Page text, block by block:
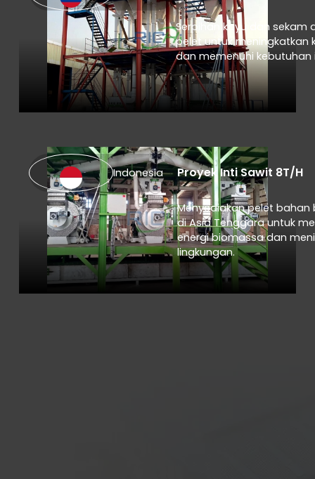
Serpihan kayu dan
pelet untuk meningkatkan
dan memenuhi kebutuhan
Indonesia Proyek Inti Sawit 8T/H
Menyediakan pelet
di Asia Tenggara untuk
energi biomassa dan
lingkungan.